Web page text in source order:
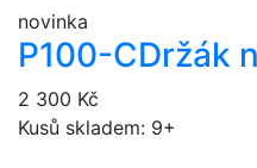
novinka
P100-CDržák
2 300 Kč
Kusů skladem: 9+